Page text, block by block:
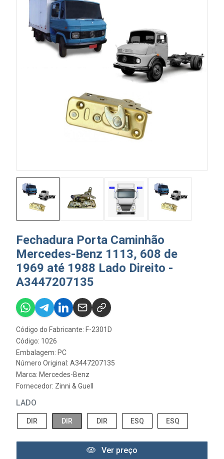
Fechadura Porta Caminhão
Mercedes-Benz 1113, 608 de
1969 até 1988 Lado Direito -
A3447207135
Código do Fabricante: F-2301D
Código: 1026
Embalagem: PC
Número Original: A3447207135
Marca: Mercedes-Benz
Fornecedor: Zinni & Guell
LADO
DIR DIR DIR ESQ ESQ
Ver preço